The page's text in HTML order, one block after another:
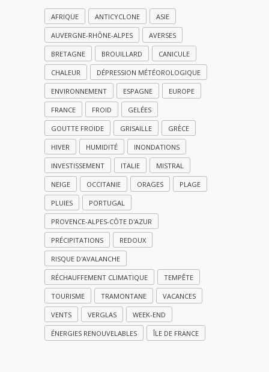
AFRIQUE ANTICYCLONE ASIE
AUVERGNE-RHÔNE-ALPES AVERSES
BRETAGNE BROUILLARD CANICULE
CHALEUR DÉPRESSION MÉTÉOROLOGIQUE
ENVIRONNEMENT ESPAGNE EUROPE
FRANCE FROID GELÉES
GOUTTE FROIDE GRISAILLE GRÈCE
HIVER HUMIDITÉ INONDATIONS
INVESTISSEMENT ITALIE MISTRAL
NEIGE OCCITANIE ORAGES PLAGE
PLUIES PORTUGAL
PROVENCE-ALPES-CÔTE D'AZUR
PRÉCIPITATIONS REDOUX
RISQUE D'AVALANCHE
RÉCHAUFFEMENT CLIMATIQUE TEMPÊTE
TOURISME TRAMONTANE VACANCES
VENTS VERGLAS WEEK-END
ÉNERGIES RENOUVELABLES ÎLE DE FRANCE